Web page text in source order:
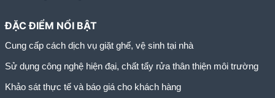
ĐẶC ĐIỂM NỔI BẬT
Cung cấp cách dịch vụ giặt ghế, vệ sinh tại nhà
Sử dụng công nghệ hiện đại, chất tẩy rửa thân thiện môi trường
Khảo sát thực tế và báo giá cho khách hàng